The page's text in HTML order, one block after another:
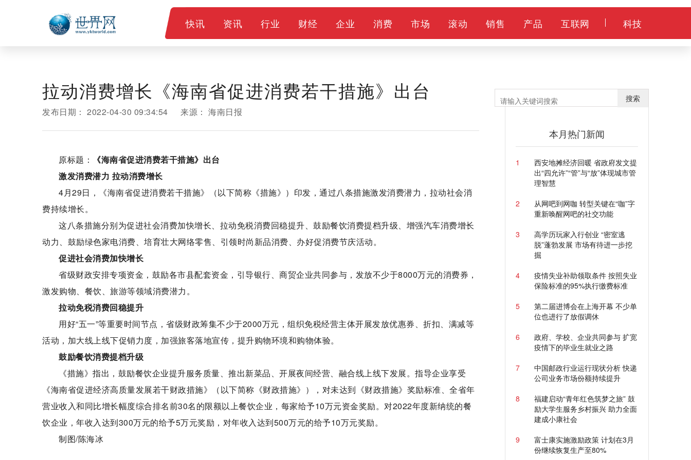
快讯 资讯 行业 财经 企业 消费 市场 滚动 销售 产品 互联网 科技
拉动消费增长《海南省促进消费若干措施》出台
发布日期： 2022-04-30 09:34:54 来源： 海南日报
原标题：
《海南省促进消费若干措施》出台
激发消费潜力 拉动消费增长
4月29日，《海南省促进消费若干措施》（以下简称《措施》）印发，通过八条措施激发消费潜力，拉动社会消
费持续增长。
这八条措施分别为促进社会消费加快增长、拉动免税消费回稳提升、鼓励餐饮消费提档升级、增强汽车消费增长
动力、鼓励绿色家电消费、培育壮大网络零售、引领时尚新品消费、办好促消费节庆活动。
促进社会消费加快增长
省级财政安排专项资金，鼓励各市县配套资金，引导银行、商贸企业共同参与，发放不少于8000万元的消费券，
激发购物、餐饮、旅游等领域消费潜力。
拉动免税消费回稳提升
用好“五一”等重要时间节点，省级财政筹集不少于2000万元，组织免税经营主体开展发放优惠券、折扣、满减等
活动，加大线上线下促销力度，加强旅客落地宣传，提升购物环境和购物体验。
鼓励餐饮消费提档升级
《措施》指出，鼓励餐饮企业提升服务质量、推出新菜品、开展夜间经营、融合线上线下发展。指导企业享受
《海南省促进经济高质量发展若干财政措施》（以下简称《财政措施》），对未达到《财政措施》奖励标准、全省年
营业收入和同比增长幅度综合排名前30名的限额以上餐饮企业，每家给予10万元资金奖励。对2022年度新纳统的餐
饮企业，年收入达到300万元的给予5万元奖励，对年收入达到500万元的给予10万元奖励。
制图/陈海冰
搜索
本月热门新闻
1
西安地摊经济回暖 省政府发文提
出“四允许”“管”与“放”体现城市管
理智慧
2
从网吧到网咖 转型关键在“咖”字
重新唤醒网吧的社交功能
3
高学历玩家入行创业 “密室逃
脱”蓬勃发展 市场有待进一步挖
掘
4
疫情失业补助领取条件 按照失业
保险标准的95%执行缴费标准
5
第二届进博会在上海开幕 不少单
位也进行了放假调休
6
政府、学校、企业共同参与 扩宽
疫情下的毕业生就业之路
7
中国邮政行业运行现状分析 快递
公司业务市场份额持续提升
8
福建启动“青年红色筑梦之旅” 鼓
励大学生服务乡村振兴 助力全面
建成小康社会
9
富士康实施激励政策 计划在3月
份继续恢复生产至80%